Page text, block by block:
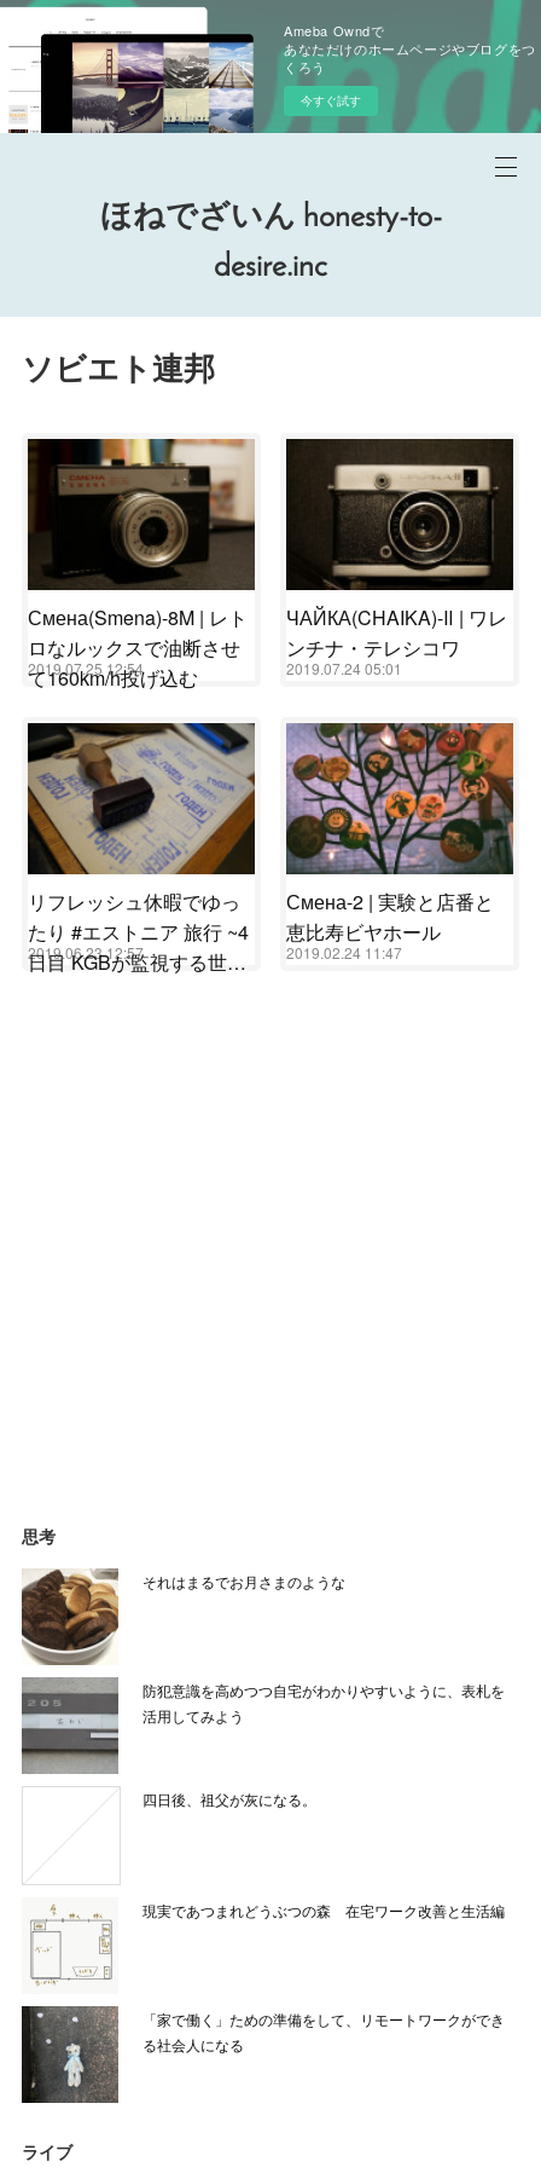
Ameba Owndで
あなただけのホームページやブログをつ
くろう
今すぐ試す
ほねでざいん honesty-to-
desire.inc
ソビエト連邦
Смена(Smena)-8M | レト
ロなルックスで油断させ
て160km/h投げ込む
2019.07.25 12:54
ЧАЙКА(CHAIKA)-Ⅱ | ワレ
ンチナ・テレシコワ
2019.07.24 05:01
リフレッシュ休暇でゆっ
たり #エストニア 旅行 ~4
日目 KGBが監視する世…
2019.06.23 12:57
Смена-2 | 実験と店番と
恵比寿ビヤホール
2019.02.24 11:47
思考
それはまるでお月さまのような
防犯意識を高めつつ自宅がわかりやすいように、表札を
活用してみよう
四日後、祖父が灰になる。
現実であつまれどうぶつの森 在宅ワーク改善と生活編
「家で働く」ための準備をして、リモートワークができ
る社会人になる
ライブ